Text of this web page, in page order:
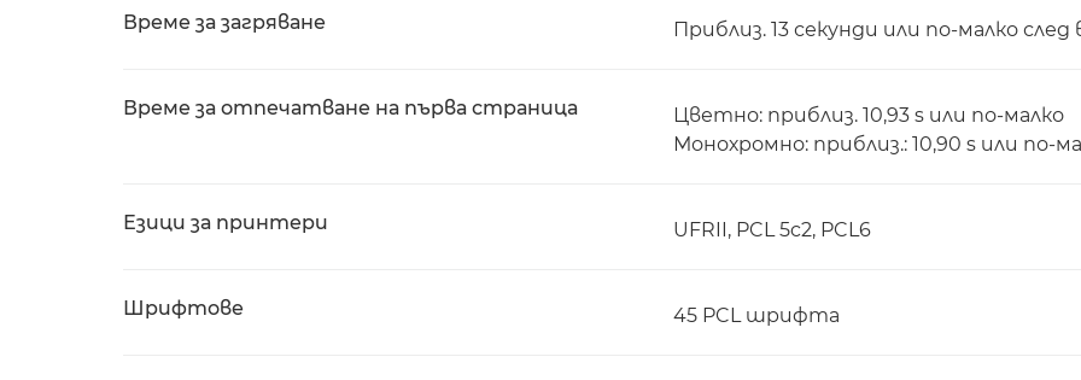
Време за загряване Приблиз. 13 секунди или по-малко след
Време за отпечатване на първа страница
Цветно: приблиз. 10,93 s или по-малко
Монохромно: приблиз.: 10,90 s или по-
Езици за принтери UFRII, PCL 5c2, PCL6
Шрифтове 45 PCL шрифта